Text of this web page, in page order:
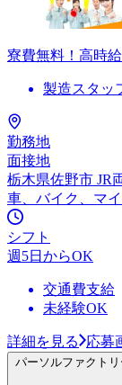
寮費無料！高時
製造スタッ
勤務地
面接地
栃木県佐野市 JR
車、バイク、マ
シフト
週5日からOK
交通費支給
未経験OK
詳細を見る 応募
パーソルファクト